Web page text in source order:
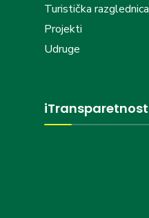
Turistička razglednica
Projekti
Udruge
iTransparetnost